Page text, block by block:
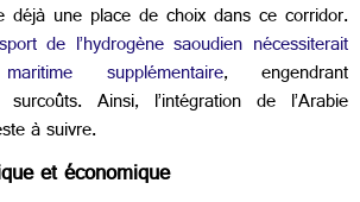
déjà une place de choix dans ce corridor.
de l’hydrogène saoudien nécessiterait
supplémentaire, engendrant
. Ainsi, l’intégration de l’Arabie
à suivre.
et économique